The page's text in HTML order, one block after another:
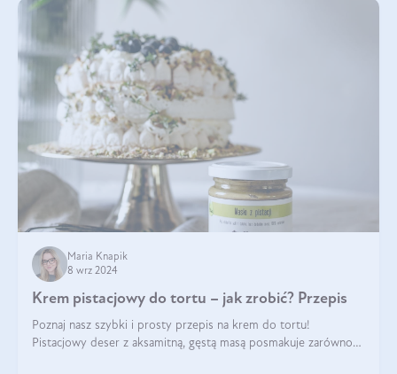
Maria Knapik
8 wrz 2024
Krem pistacjowy do tortu – jak zrobić? Przepis
Poznaj nasz szybki i prosty przepis na krem do tortu!
Pistacjowy deser z aksamitną, gęstą masą posmakuje zarówno